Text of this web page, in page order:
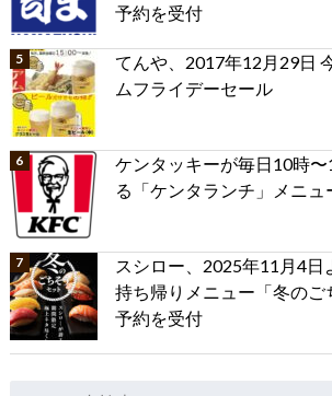
予約を受付
てんや、2017年12月29日
ムフライデーセール
ケンタッキーが毎日10時
る「ケンタランチ」メニュ
スシロー、2025年11月4日
持ち帰りメニュー「冬のご
予約を受付